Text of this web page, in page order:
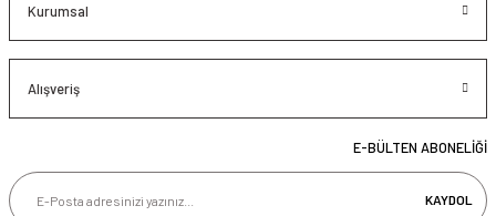
Kurumsal
Alışveriş
E-BÜLTEN ABONELİĞİ
KAYDOL